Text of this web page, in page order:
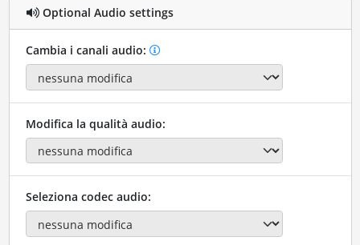
Optional Audio settings
Cambia i canali audio:
Modifica la qualità audio:
Seleziona codec audio: